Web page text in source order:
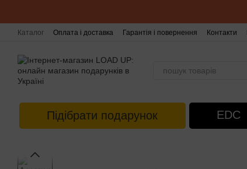
Каталог Оплата і доставка Гарантія і повернення Контакти
Підібрати подарунок EDC